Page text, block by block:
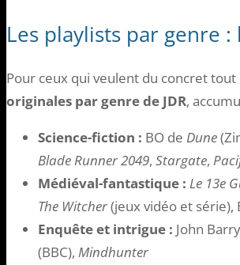
Les playlists par genre
Pour ceux qui veulent du concret tout
originales par genre de JDR,
Science-fiction : BO de Dune
Blade Runner 2049, Stargate,
Médiéval-fantastique : Le 13e
The Witcher(jeux vidéo et série),
Enquête et intrigue : John
(BBC), Mindhunter